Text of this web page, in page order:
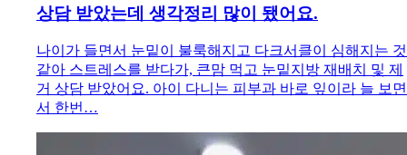
상담 받았는데 생각정리 많이 됐어요.
나이가 들면서 눈밑이 불룩해지고 다크서클이 심해지는 것
같아 스트레스를 받다가, 큰맘 먹고 눈밑지방 재배치 및 제
거 상담 받았어요. 아이 다니는 피부과 바로 잎이라 늘 보면
서 한번…